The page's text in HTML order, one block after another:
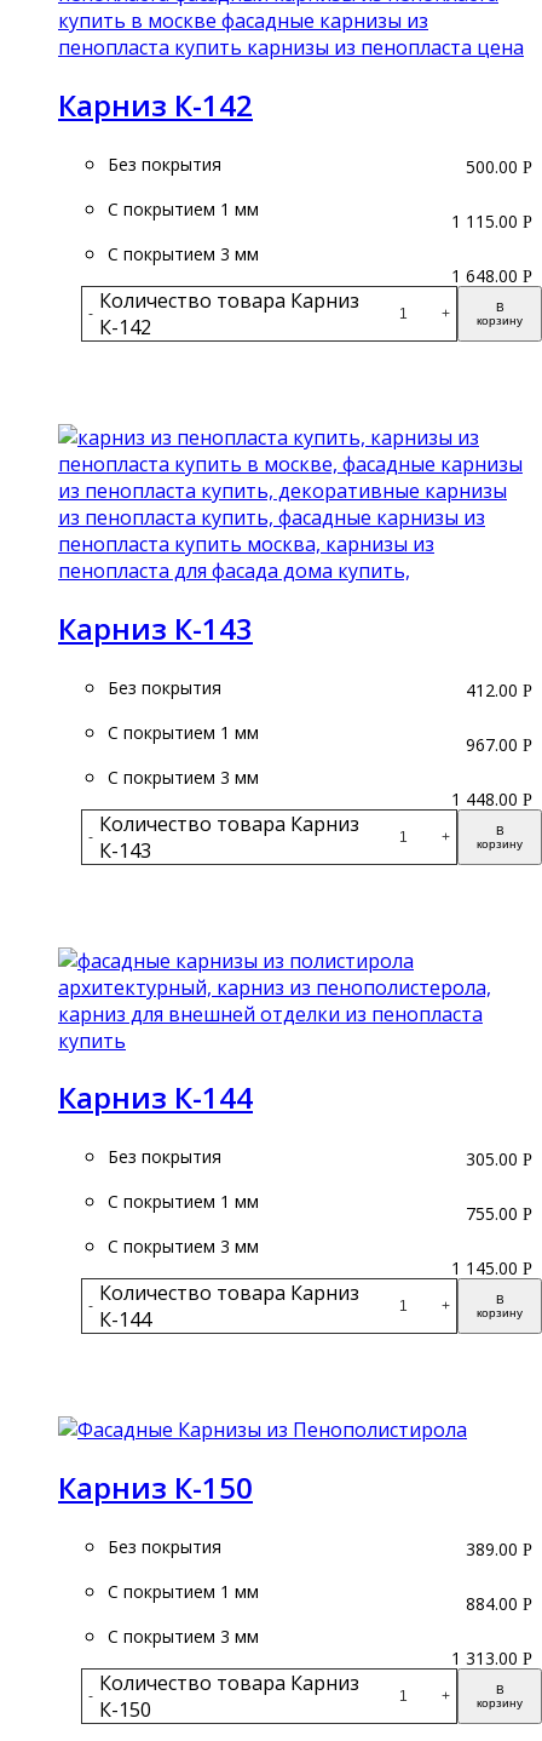
Карниз К-142
Без покрытия
С покрытием 1 мм
С покрытием 3 мм
- Количество товара Карниз
К-142
+
В
корзину
500.00 Р
1 115.00 Р
1 648.00 Р
Карниз К-143
Без покрытия
С покрытием 1 мм
С покрытием 3 мм
- Количество товара Карниз
К-143
+
В
корзину
412.00 Р
967.00 Р
1 448.00 Р
Карниз К-144
Без покрытия
С покрытием 1 мм
С покрытием 3 мм
- Количество товара Карниз
К-144
+
В
корзину
305.00 Р
755.00 Р
1 145.00 Р
Карниз К-150
Без покрытия
С покрытием 1 мм
С покрытием 3 мм
- Количество товара Карниз
К-150
+
В
корзину
389.00 Р
884.00 Р
1 313.00 Р